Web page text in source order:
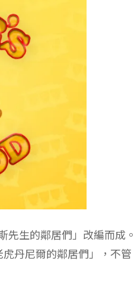
生的鄰居們」改編而成。
丹尼爾的鄰居們」，不管